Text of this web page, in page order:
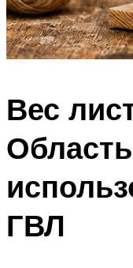
Вес
Область
ГВЛ